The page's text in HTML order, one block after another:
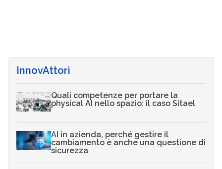
InnovAttori
Quali competenze per portare la
physical AI nello spazio: il caso Sitael
AI in azienda, perché gestire il
cambiamento è anche una questione di
sicurezza